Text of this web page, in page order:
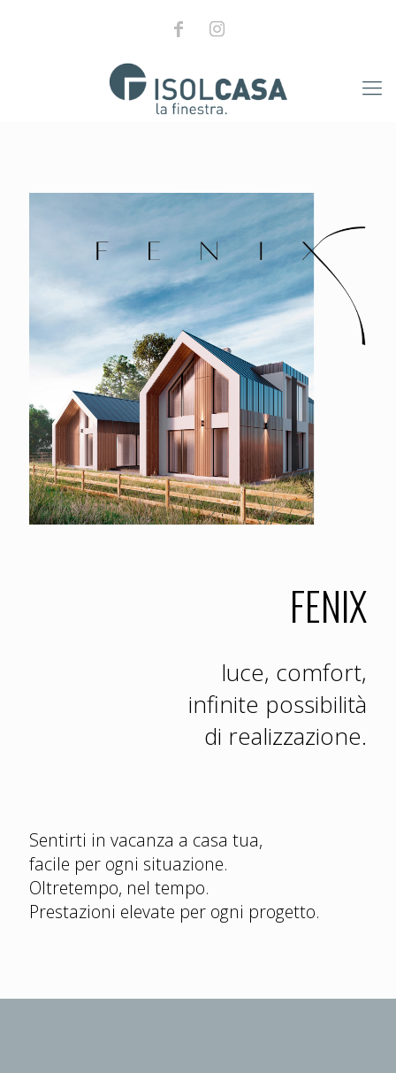
FENIX
luce, comfort,
infinite possibilità
di realizzazione.
Sentirti in vacanza a casa tua,
facile per ogni situazione.
Oltretempo, nel tempo.
Prestazioni elevate per ogni progetto.